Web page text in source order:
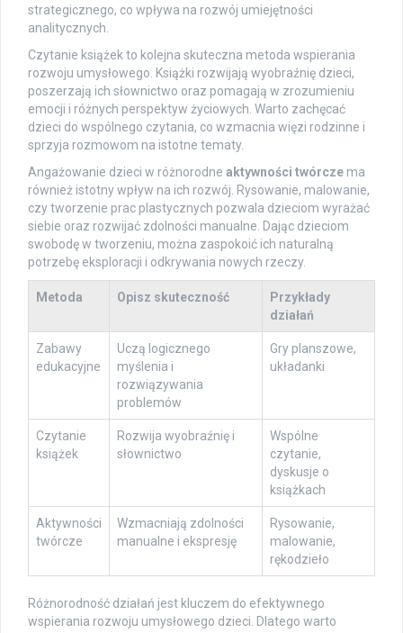
strategicznego, co wpływa na rozwój umiejętności
analitycznych.
Czytanie książek to kolejna skuteczna metoda wspierania
rozwoju umysłowego. Książki rozwijają wyobraźnię dzieci,
poszerzają ich słownictwo oraz pomagają w zrozumieniu
emocji i różnych perspektyw życiowych. Warto zachęcać
dzieci do wspólnego czytania, co wzmacnia więzi rodzinne i
sprzyja rozmowom na istotne tematy.
Angażowanie dzieci w różnorodne aktywności twórcze ma
również istotny wpływ na ich rozwój. Rysowanie, malowanie,
czy tworzenie prac plastycznych pozwala dzieciom wyrażać
siebie oraz rozwijać zdolności manualne. Dając dzieciom
swobodę w tworzeniu, można zaspokoić ich naturalną
potrzebę eksploracji i odkrywania nowych rzeczy.
Metoda Opisz skuteczność
Przykłady
działań
Zabawy
edukacyjne
Uczą logicznego
myślenia i
rozwiązywania
problemów
Gry planszowe,
układanki
Czytanie
książek
Rozwija wyobraźnię i
słownictwo
Wspólne
czytanie,
dyskusje o
książkach
Aktywności
twórcze
Wzmacniają zdolności
manualne i ekspresję
Rysowanie,
malowanie,
rękodzieło
Różnorodność działań jest kluczem do efektywnego
wspierania rozwoju umysłowego dzieci. Dlatego warto